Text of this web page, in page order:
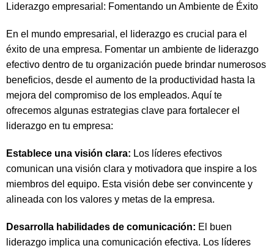
Liderazgo empresarial: Fomentando un Ambiente de Éxito
En el mundo empresarial, el liderazgo es crucial para el
éxito de una empresa. Fomentar un ambiente de liderazgo
efectivo dentro de tu organización puede brindar numerosos
beneficios, desde el aumento de la productividad hasta la
mejora del compromiso de los empleados. Aquí te
ofrecemos algunas estrategias clave para fortalecer el
liderazgo en tu empresa:
Establece una visión clara: Los líderes efectivos
comunican una visión clara y motivadora que inspire a los
miembros del equipo. Esta visión debe ser convincente y
alineada con los valores y metas de la empresa.
Desarrolla habilidades de comunicación: El buen
liderazgo implica una comunicación efectiva. Los líderes